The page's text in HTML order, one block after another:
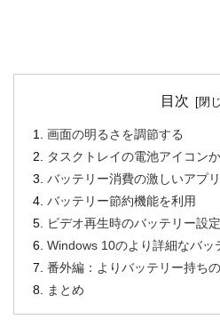
目次
画面の明るさを調節する
タスクトレイの電池アイコン
バッテリー消費の激しいアプ
バッテリー節約機能を利用
ビデオ再生時のバッテリー設定
Windows 10のより詳細なバッ
番外編：よりバッテリー持ち
まとめ